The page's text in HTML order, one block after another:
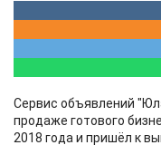
Сервис объявлений
продаже готового
2018 года и пришёл к